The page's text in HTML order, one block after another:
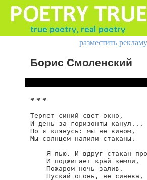
разместить рекламу
Борис Смоленский
* * *
Теряет синий свет окно,
И день за горизонты канул...
Но я клянусь: мы не вином,
Мы солнцем налили стаканы.
Я пью. И вдруг стакан
    И поджигает край земли,
    Пожаром ночь залив.
    Пускай огонь, не синева,